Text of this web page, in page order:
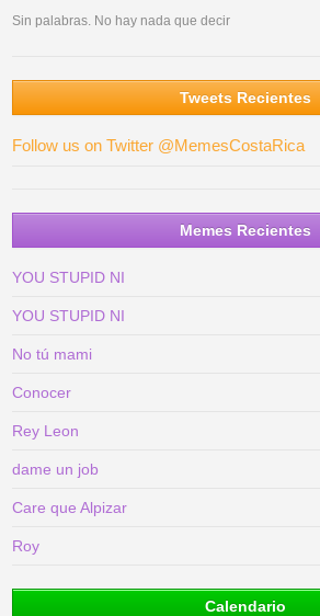
Sin palabras. No hay nada que decir
Tweets Recientes
Follow us on Twitter @MemesCostaRica
Memes Recientes
YOU STUPID NI
YOU STUPID NI
No tú mami
Conocer
Rey Leon
dame un job
Care que Alpizar
Roy
Calendario